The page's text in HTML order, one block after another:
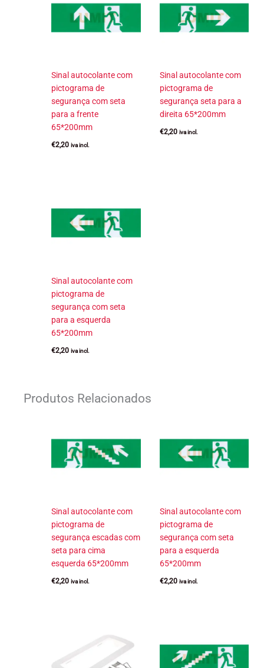
Sinal autocolante com
pictograma de
segurança com seta
para a frente
65*200mm
€2,20 iva incl.
Sinal autocolante com
pictograma de
segurança seta para a
direita 65*200mm
€2,20 iva incl.
Sinal autocolante com
pictograma de
segurança com seta
para a esquerda
65*200mm
€2,20 iva incl.
Produtos Relacionados
Sinal autocolante com
pictograma de
segurança escadas com
seta para cima
esquerda 65*200mm
€2,20 iva incl.
Sinal autocolante com
pictograma de
segurança com seta
para a esquerda
65*200mm
€2,20 iva incl.